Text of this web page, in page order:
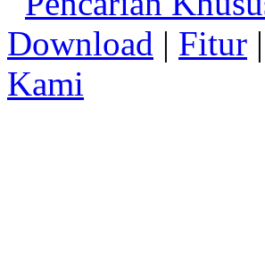
Download | Fitur |
Kami